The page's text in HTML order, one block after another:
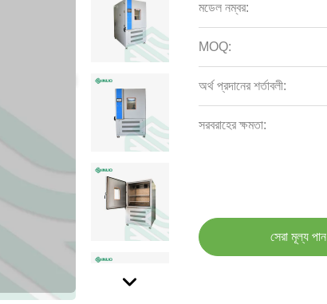
মডেল নম্বর:
MOQ:
অর্থ প্রদানের শর্তাবলী:
সরবরাহের ক্ষমতা:
সেরা মূল্য পান